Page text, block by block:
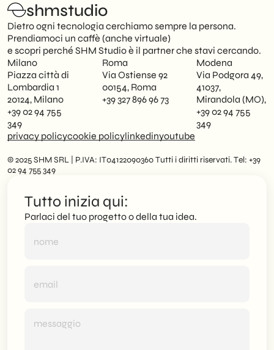
shmstudio
Dietro ogni tecnologia cerchiamo sempre la persona.
Prendiamoci un caffè (anche virtuale)
e scopri perché SHM Studio è il partner che stavi cercando.
Milano
Piazza città di
Lombardia 1
20124, Milano
+39 02 94 755
349
Roma
Via Ostiense 92
00154, Roma
+39 327 896 96 73
Modena
Via Podgora 49,
41037,
Mirandola (MO),
+39 02 94 755
349
privacy policycookie policylinkedinyoutube
© 2025 SHM SRL | P.IVA: IT04122090360 Tutti i diritti riservati. Tel: +39
02 94 755 349
Tutto inizia qui:
Parlaci del tuo progetto o della tua idea.